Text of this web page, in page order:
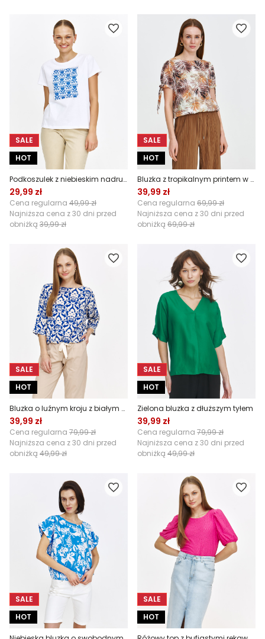
SALE
HOT
Podkoszulek z niebieskim nadrukiem
29,99 zł
Cena regularna 49,99 zł
Najniższa cena z 30 dni przed
obniżką 39,99 zł
SALE
HOT
Bluzka z tropikalnym printem w kolorze beżowym
39,99 zł
Cena regularna 69,99 zł
Najniższa cena z 30 dni przed
obniżką 69,99 zł
SALE
HOT
Bluzka o luźnym kroju z białym kwiatowym motywem
39,99 zł
Cena regularna 79,99 zł
Najniższa cena z 30 dni przed
obniżką 49,99 zł
SALE
HOT
Zielona bluzka z dłuższym tyłem
39,99 zł
Cena regularna 79,99 zł
Najniższa cena z 30 dni przed
obniżką 49,99 zł
SALE
HOT
SALE
HOT